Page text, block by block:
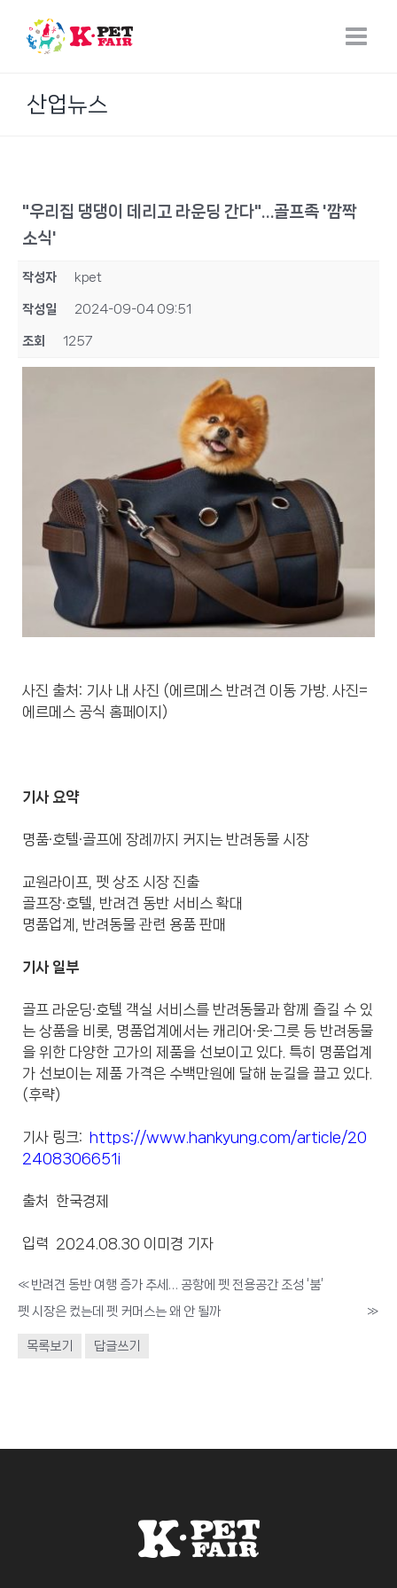
content
산업뉴스
"우리집 댕댕이 데리고 라운딩 간다"…골프족 '깜짝
소식'
작성자 kpet
작성일 2024-09-04 09:51
조회 1257
사진 출처: 기사 내 사진 (에르메스 반려견 이동 가방. 사진=
에르메스 공식 홈페이지)
기사 요약
명품·호텔·골프에 장례까지 커지는 반려동물 시장
교원라이프, 펫 상조 시장 진출
골프장·호텔, 반려견 동반 서비스 확대
명품업계, 반려동물 관련 용품 판매
기사 일부
골프 라운딩·호텔 객실 서비스를 반려동물과 함께 즐길 수 있
는 상품을 비롯, 명품업계에서는 캐리어·옷·그릇 등 반려동물
을 위한 다양한 고가의 제품을 선보이고 있다. 특히 명품업계
가 선보이는 제품 가격은 수백만원에 달해 눈길을 끌고 있다.
(후략)
기사 링크:
https://www.hankyung.com/article/20
2408306651i
출처 한국경제
입력 2024.08.30 이미경 기자
«반려견 동반 여행 증가 추세… 공항에 펫 전용공간 조성 ‘붐’
펫 시장은 컸는데 펫 커머스는 왜 안 될까
»
목록보기 답글쓰기